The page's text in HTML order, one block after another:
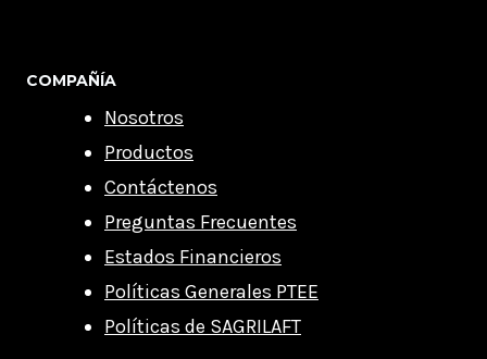
COMPAÑÍA
Nosotros
Productos
Contáctenos
Preguntas Frecuentes
Estados Financieros
Políticas Generales PTEE
Políticas de SAGRILAFT